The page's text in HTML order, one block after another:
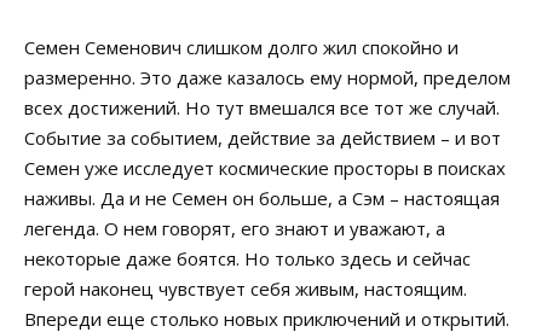
Семен Семенович слишком долго жил спокойно и
размеренно. Это даже казалось ему нормой, пределом
всех достижений. Но тут вмешался все тот же случай.
Событие за событием, действие за действием – и вот
Семен уже исследует космические просторы в поисках
наживы. Да и не Семен он больше, а Сэм – настоящая
легенда. О нем говорят, его знают и уважают, а
некоторые даже боятся. Но только здесь и сейчас
герой наконец чувствует себя живым, настоящим.
Впереди еще столько новых приключений и открытий.